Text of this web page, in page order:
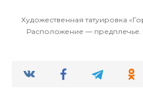
Художественная татуировка
Расположение — предплечье.